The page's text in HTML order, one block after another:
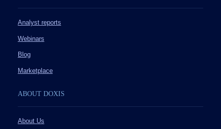
Analyst reports
Webinars
Blog
Marketplace
ABOUT DOXIS
About Us